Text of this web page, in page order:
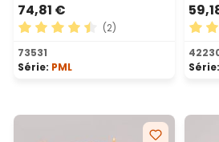
74,81 €
Note moyenne de 4.5 sur 5
(2)
73531
Série: PML
Série: